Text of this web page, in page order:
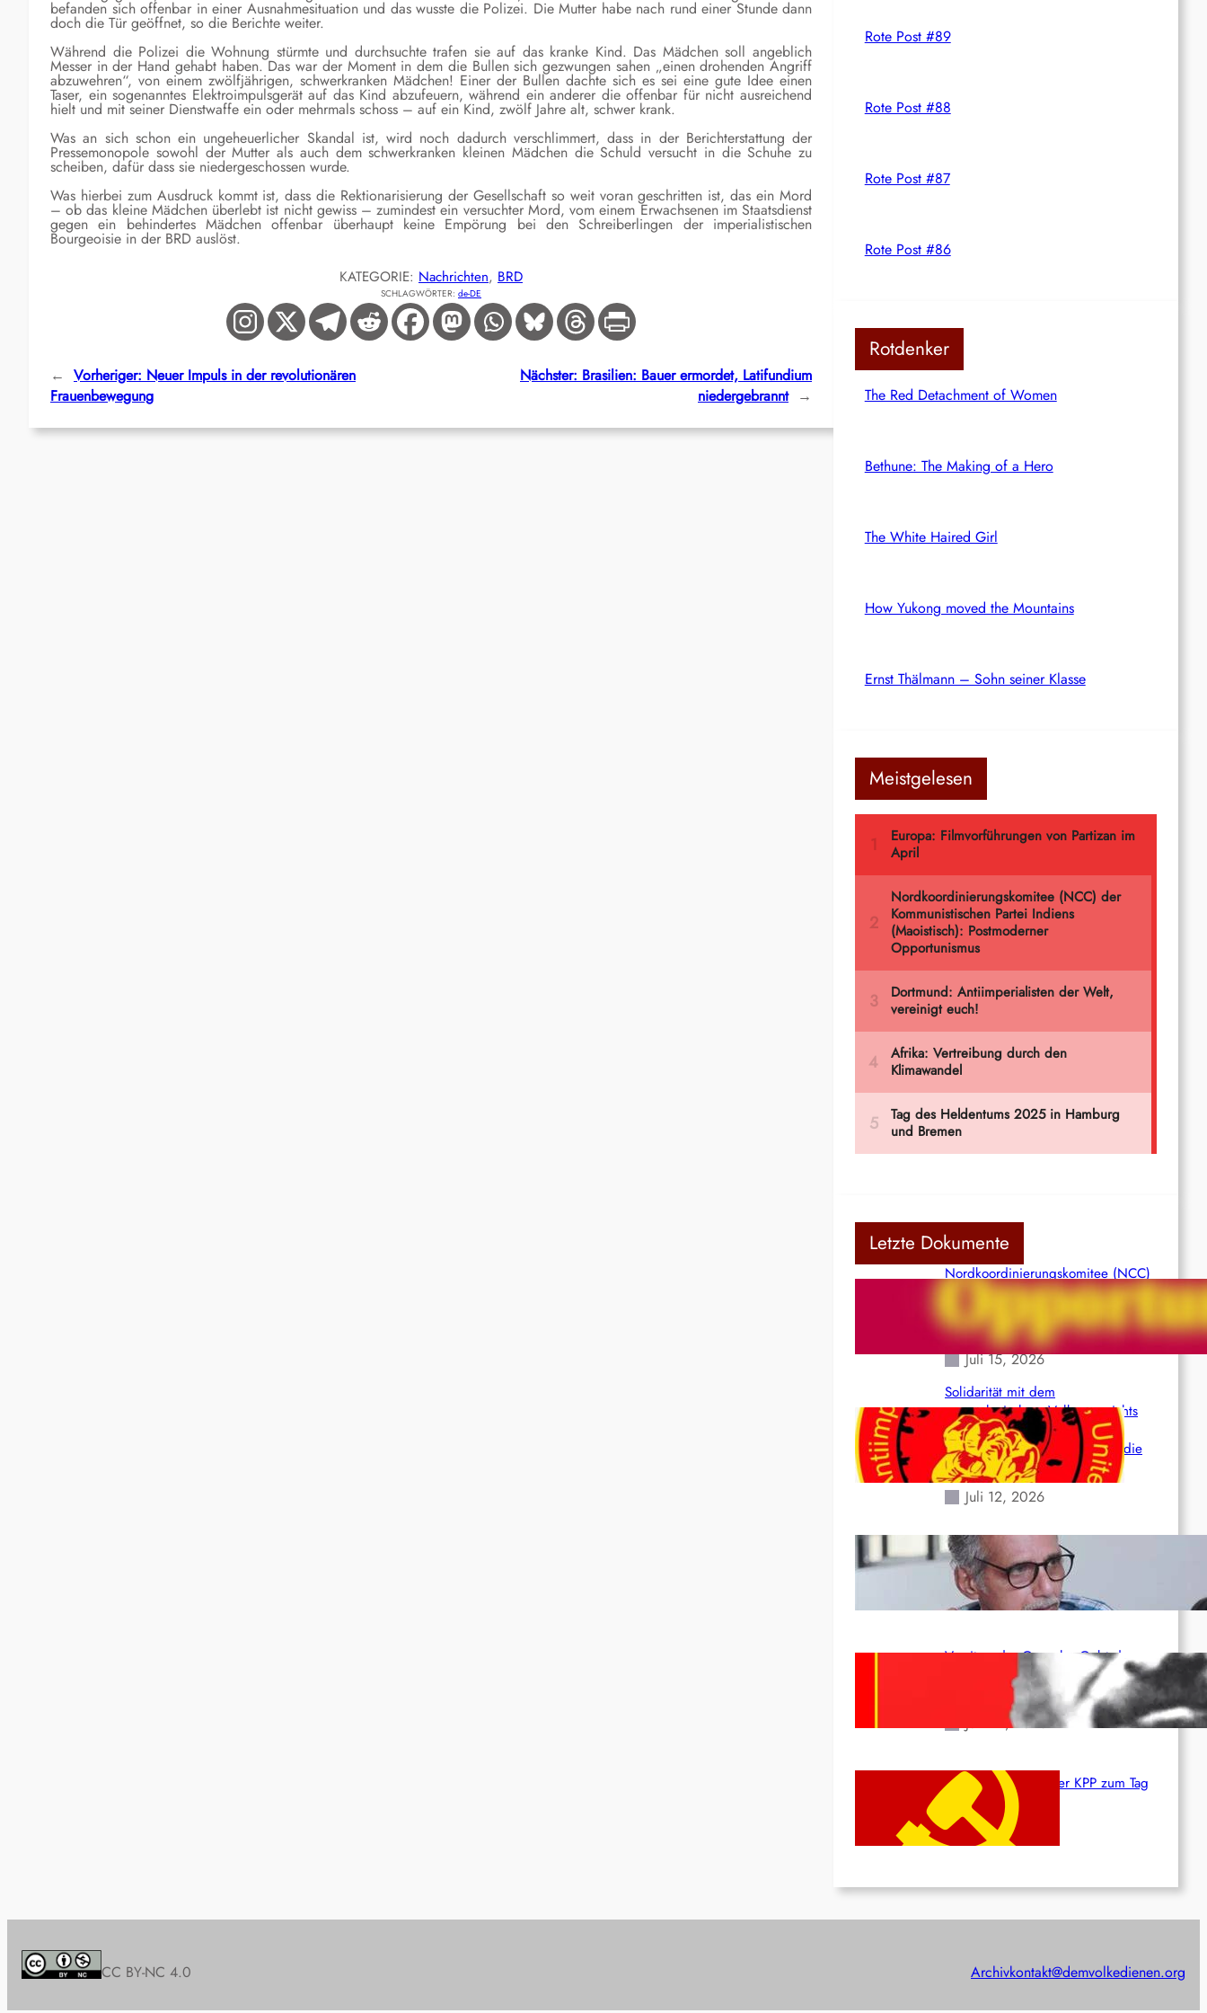
befanden sich offenbar in einer Ausnahmesituation und das wusste die Polizei. Die Mutter habe nach rund einer Stunde dann
doch die Tür geöffnet, so die Berichte weiter.
Während die Polizei die Wohnung stürmte und durchsuchte trafen sie auf das kranke Kind. Das Mädchen soll angeblich
Messer in der Hand gehabt haben. Das war der Moment in dem die Bullen sich gezwungen sahen „einen drohenden Angriff
abzuwehren“, von einem zwölfjährigen, schwerkranken Mädchen! Einer der Bullen dachte sich es sei eine gute Idee einen
Taser, ein sogenanntes Elektroimpulsgerät auf das Kind abzufeuern, während ein anderer die offenbar für nicht ausreichend
hielt und mit seiner Dienstwaffe ein oder mehrmals schoss – auf ein Kind, zwölf Jahre alt, schwer krank.
Was an sich schon ein ungeheuerlicher Skandal ist, wird noch dadurch verschlimmert, dass in der Berichterstattung der
Pressemonopole sowohl der Mutter als auch dem schwerkranken kleinen Mädchen die Schuld versucht in die Schuhe zu
scheiben, dafür dass sie niedergeschossen wurde.
Was hierbei zum Ausdruck kommt ist, dass die Rektionarisierung der Gesellschaft so weit voran geschritten ist, das ein Mord
– ob das kleine Mädchen überlebt ist nicht gewiss – zumindest ein versuchter Mord, vom einem Erwachsenen im Staatsdienst
gegen ein behindertes Mädchen offenbar überhaupt keine Empörung bei den Schreiberlingen der imperialistischen
Bourgeoisie in der BRD auslöst.
KATEGORIE: Nachrichten, BRD
SCHLAGWÖRTER: de-DE
← Vorheriger: Neuer Impuls in der revolutionären
Frauenbewegung
Nächster: Brasilien: Bauer ermordet, Latifundium
niedergebrannt →
Rote Post #89
Rote Post #88
Rote Post #87
Rote Post #86
Rotdenker
The Red Detachment of Women
Bethune: The Making of a Hero
The White Haired Girl
How Yukong moved the Mountains
Ernst Thälmann – Sohn seiner Klasse
Meistgelesen
Letzte Dokumente
Nordkoordinierungskomitee (NCC)
der Kommunistischen Partei Indiens
(Maoistisch): Postmoderner
Opportunismus
Juli 15, 2026
Solidarität mit dem
venezolanischem Volk angesichts
der verlorenen Leben und der
katastrophalen Situation durch die
Erdbeben des 24. Juni!
Juli 12, 2026
Indien: „Die Politik der
Kapitulation“ von K. Murali (Ajith)
Juli 1, 2026
Vorsitzender Gonzalo: Gebt das
Leben für die Partei und die
Juni 19, 2026
Beschluss des ZK der KPP zum Tag
des Heldentums
Juni 19, 2026
CC BY-NC 4.0 Archivkontakt@demvolkedienen.org